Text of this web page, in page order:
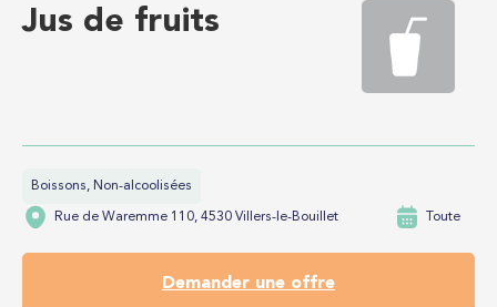
Jus de fruits
Boissons, Non-alcoolisées
Rue de Waremme 110, 4530 Villers-le-Bouillet Toute
Demander une offre